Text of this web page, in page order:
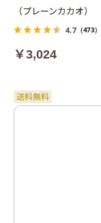
（プレーンカカオ）
4.7 （473）
￥3,024